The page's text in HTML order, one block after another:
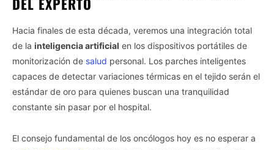
Hacia finales de esta década, veremos una integración total
de la inteligencia artificial en los dispositivos portátiles de
monitorización de salud personal. Los parches inteligentes
capaces de detectar variaciones térmicas en el tejido serán el
estándar de oro para quienes buscan una tranquilidad
constante sin pasar por el hospital.
El consejo fundamental de los oncólogos hoy es no esperar a